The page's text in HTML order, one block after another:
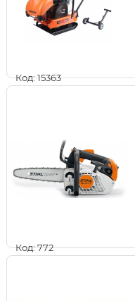
Код: 15363
Код: 772